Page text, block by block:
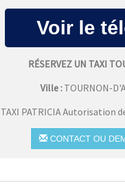
RÉSERVEZ UN TAXI
Ville : TOURNON-
TAXI PATRICIA Autorisation
CONTACT OU